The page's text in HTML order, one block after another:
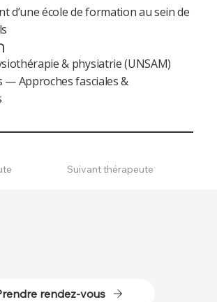
Suivant thérapeute
d’une école de formation au sein de
& physiatrie (UNSAM)
— Approches fasciales &
rendez-vous